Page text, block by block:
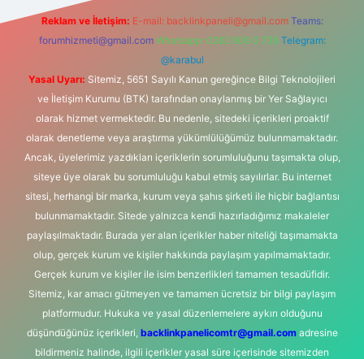
Reklam ve İletişim: E-mail: backlinkpaneli@gmail.com Teams:
forumhizmeti@gmail.com Whatsapp: 0262 606 0 726 Telegram:
@karabul
Yasal Uyarı: Sitemiz, 5651 Sayılı Kanun gereğince Bilgi Teknolojileri
ve İletişim Kurumu (BTK) tarafından onaylanmış bir Yer Sağlayıcı
olarak hizmet vermektedir. Bu nedenle, sitedeki içerikleri proaktif
olarak denetleme veya araştırma yükümlülüğümüz bulunmamaktadır.
Ancak, üyelerimiz yazdıkları içeriklerin sorumluluğunu taşımakta olup,
siteye üye olarak bu sorumluluğu kabul etmiş sayılırlar. Bu internet
sitesi, herhangi bir marka, kurum veya şahıs şirketi ile hiçbir bağlantısı
bulunmamaktadır. Sitede yalnızca kendi hazırladığımız makaleler
paylaşılmaktadır. Burada yer alan içerikler haber niteliği taşımamakta
olup, gerçek kurum ve kişiler hakkında paylaşım yapılmamaktadır.
Gerçek kurum ve kişiler ile isim benzerlikleri tamamen tesadüfidir.
Sitemiz, kar amacı gütmeyen ve tamamen ücretsiz bir bilgi paylaşım
platformudur. Hukuka ve yasal düzenlemelere aykırı olduğunu
düşündüğünüz içerikleri, backlinkpanelicomtr@gmail.comadresine
bildirmeniz halinde, ilgili içerikler yasal süre içerisinde sitemizden